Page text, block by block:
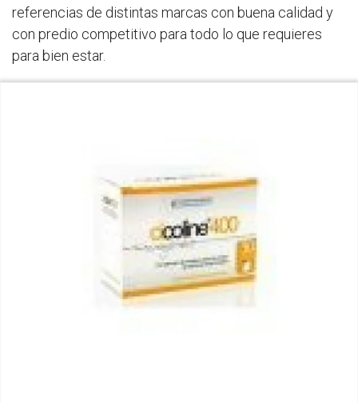
referencias de distintas marcas con buena calidad y
con predio competitivo para todo lo que requieres
para bien estar.